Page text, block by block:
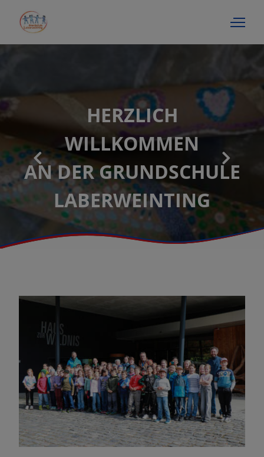
HERZLICH
WILLKOMMEN
AN DER GRUNDSCHULE
LABERWEINTING